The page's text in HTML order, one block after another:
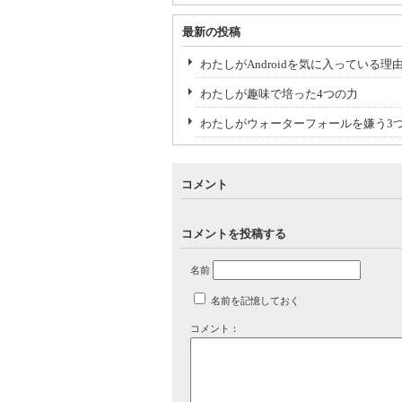
最新の投稿
わたしがAndroidを気に入っている理由
わたしが趣味で培った4つの力
わたしがウォーターフォールを嫌う3
コメント
コメントを投稿する
名前
名前を記憶しておく
コメント：